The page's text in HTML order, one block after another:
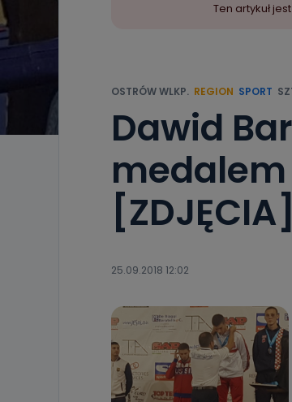
Ten artykuł
OSTRÓW WLKP. REGION SPORT
Dawid
[ZDJĘCIA]
25.09.2018 12:02